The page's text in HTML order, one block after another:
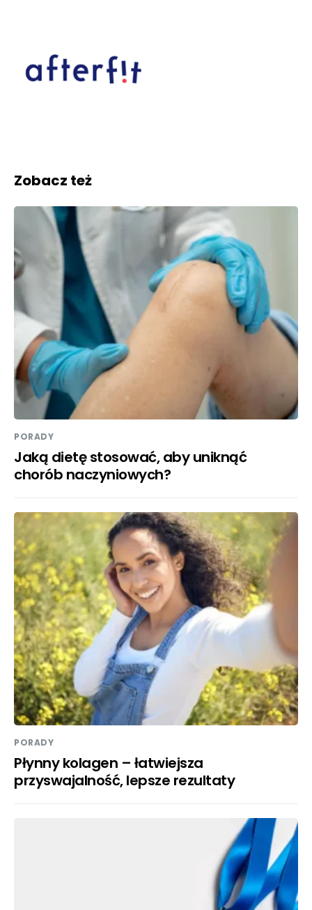
Zobacz też
PORADY
Jaką dietę stosować, aby uniknąć
chorób naczyniowych?
PORADY
Płynny kolagen – łatwiejsza
przyswajalność, lepsze rezultaty